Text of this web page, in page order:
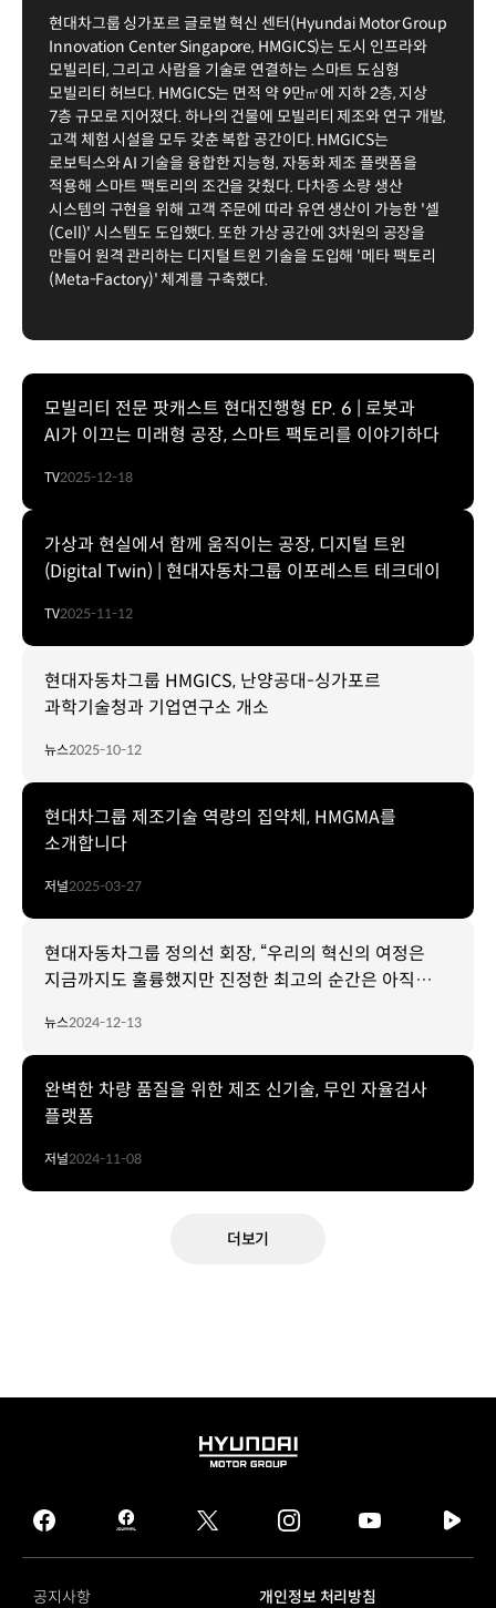
현대차그룹 싱가포르 글로벌 혁신 센터(Hyundai Motor Group
Innovation Center Singapore, HMGICS)는 도시 인프라와
모빌리티, 그리고 사람을 기술로 연결하는 스마트 도심형
모빌리티 허브다. HMGICS는 면적 약 9만㎡에 지하 2층, 지상
7층 규모로 지어졌다. 하나의 건물에 모빌리티 제조와 연구 개발,
고객 체험 시설을 모두 갖춘 복합 공간이다. HMGICS는
로보틱스와 AI 기술을 융합한 지능형, 자동화 제조 플랫폼을
적용해 스마트 팩토리의 조건을 갖췄다. 다차종 소량 생산
시스템의 구현을 위해 고객 주문에 따라 유연 생산이 가능한 '셀
(Cell)' 시스템도 도입했다. 또한 가상 공간에 3차원의 공장을
만들어 원격 관리하는 디지털 트윈 기술을 도입해 '메타 팩토리
(Meta-Factory)' 체계를 구축했다.
모빌리티 전문 팟캐스트 현대진행형 EP. 6 | 로봇과
AI가 이끄는 미래형 공장, 스마트 팩토리를 이야기하다
TV2025-12-18
가상과 현실에서 함께 움직이는 공장, 디지털 트윈
(Digital Twin) | 현대자동차그룹 이포레스트 테크데이
TV2025-11-12
현대자동차그룹 HMGICS, 난양공대-싱가포르
과학기술청과 기업연구소 개소
뉴스2025-10-12
현대차그룹 제조기술 역량의 집약체, HMGMA를
소개합니다
저널2025-03-27
현대자동차그룹 정의선 회장, “우리의 혁신의 여정은
지금까지도 훌륭했지만 진정한 최고의 순간은 아직
뉴스2024-12-13
완벽한 차량 품질을 위한 제조 신기술, 무인 자율검사
플랫폼
저널2024-11-08
더보기
HYUNDAI
GROUP
facebook
hmg
journal
twitter instagram
tv
공지사항
개인정보 처리방침